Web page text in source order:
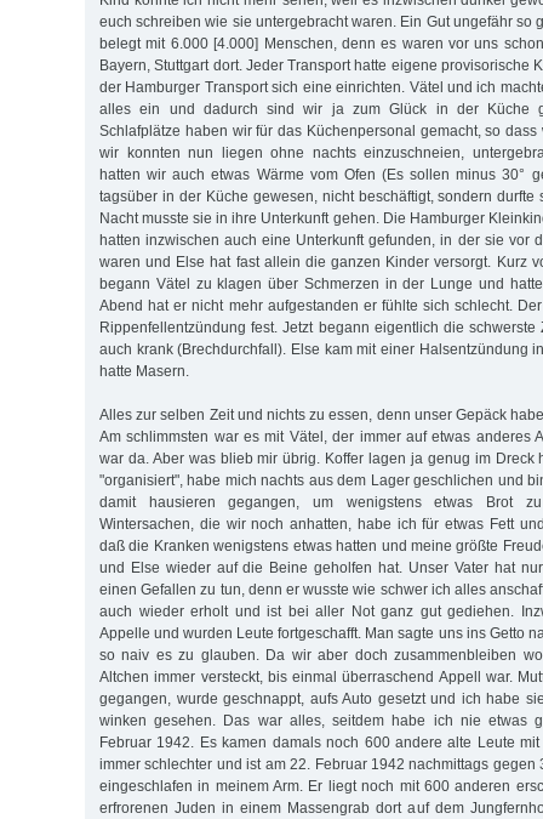
euch schreiben wie sie untergebracht waren. Ein Gut ungefähr so
belegt mit 6.000 [4.000] Menschen, denn es waren vor uns
Bayern, Stuttgart dort. Jeder Transport hatte eigene provisorische
der Hamburger Transport sich eine einrichten. Vätel und ich
alles ein und dadurch sind wir ja zum Glück in der Küche
Schlafplätze haben wir für das Küchenpersonal gemacht, so
wir konnten nun liegen ohne nachts einzuschneien,
hatten wir auch etwas Wärme vom Ofen (Es sollen minus 30°
tagsüber in der Küche gewesen, nicht beschäftigt, sondern durfte
Nacht musste sie in ihre Unterkunft gehen. Die Hamburger
hatten inzwischen auch eine Unterkunft gefunden, in der sie vor
waren und Else hat fast allein die ganzen Kinder versorgt. Kurz
begann Vätel zu klagen über Schmerzen in der Lunge und
Abend hat er nicht mehr aufgestanden er fühlte sich schlecht.
Rippenfellentzündung fest. Jetzt begann eigentlich die schwerste
auch krank (Brechdurchfall). Else kam mit einer Halsentzündung
hatte Masern.
Alles zur selben Zeit und nichts zu essen, denn unser Gepäck
Am schlimmsten war es mit Vätel, der immer auf etwas anderes
war da. Aber was blieb mir übrig. Koffer lagen ja genug im Dreck
"organisiert", habe mich nachts aus dem Lager geschlichen und
damit hausieren gegangen, um wenigstens etwas Brot
Wintersachen, die wir noch anhatten, habe ich für etwas Fett
daß die Kranken wenigstens etwas hatten und meine größte
und Else wieder auf die Beine geholfen hat. Unser Vater hat
einen Gefallen zu tun, denn er wusste wie schwer ich alles
auch wieder erholt und ist bei aller Not ganz gut gediehen.
Appelle und wurden Leute fortgeschafft. Man sagte uns ins Getto
so naiv es zu glauben. Da wir aber doch zusammenbleiben
Altchen immer versteckt, bis einmal überraschend Appell war.
gegangen, wurde geschnappt, aufs Auto gesetzt und ich habe
winken gesehen. Das war alles, seitdem habe ich nie etwas
Februar 1942. Es kamen damals noch 600 andere alte Leute
immer schlechter und ist am 22. Februar 1942 nachmittags gegen
eingeschlafen in meinem Arm. Er liegt noch mit 600 anderen
erfrorenen Juden in einem Massengrab dort auf dem